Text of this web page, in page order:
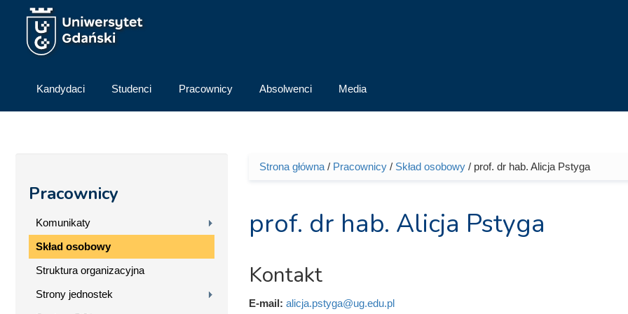
Przejdź do treści
Kandydaci Studenci Pracownicy Absolwenci Media
Pracownicy
Komunikaty
Skład osobowy
Struktura organizacyjna
Strony jednostek
Jesteś tutaj
Strona główna/ Pracownicy/ Skład osobowy/ prof. dr hab. Alicja Pstyga
prof. dr hab. Alicja Pstyga
Kontakt
E-mail: alicja.pstyga@ug.edu.pl